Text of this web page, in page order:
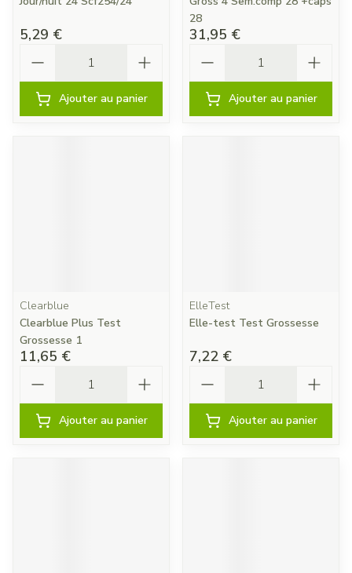
5,29 €
Ajouter au panier
28
31,95 €
Ajouter au panier
Clearblue
Clearblue Plus Test
Grossesse 1
11,65 €
Ajouter au panier
ElleTest
Elle-test Test Grossesse
7,22 €
Ajouter au panier